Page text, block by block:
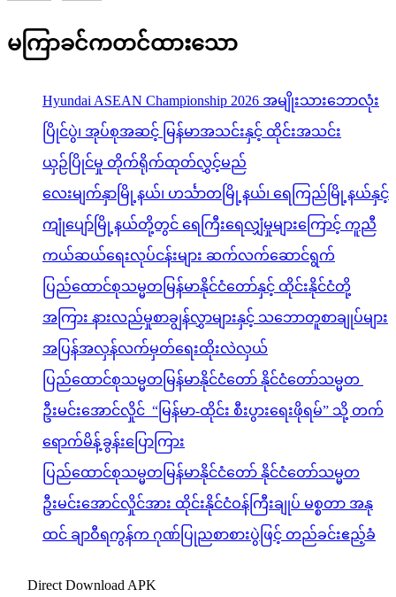
မကြာခင်ကတင်ထားသော
Hyundai ASEAN Championship 2026 အမျိုးသားဘောလုံး
ပြိုင်ပွဲ၊ အုပ်စုအဆင့် မြန်မာအသင်းနှင့် ထိုင်းအသင်း
ယှဉ်ပြိုင်မှု တိုက်ရိုက်ထုတ်လွှင့်မည်
လေးမျက်နှာမြို့နယ်၊ ဟင်္သာတမြို့နယ်၊ ရေကြည်မြို့နယ်နှင့်
ကျုံပျော်မြို့နယ်တို့တွင် ရေကြီးရေလျှံမှုများကြောင့် ကူညီ
ကယ်ဆယ်ရေးလုပ်ငန်းများ ဆက်လက်ဆောင်ရွက်
ပြည်ထောင်စုသမ္မတမြန်မာနိုင်ငံတော်နှင့် ထိုင်းနိုင်ငံတို့
အကြား နားလည်မှုစာချွန်လွှာများနှင့် သဘောတူစာချုပ်များ
အပြန်အလှန်လက်မှတ်ရေးထိုးလဲလှယ်
ပြည်ထောင်စုသမ္မတမြန်မာနိုင်ငံတော် နိုင်ငံတော်သမ္မတ
ဦးမင်းအောင်လှိုင် “မြန်မာ-ထိုင်း စီးပွားရေးဖိုရမ်” သို့ တက်
ရောက်မိန့်ခွန်းပြောကြား
ပြည်ထောင်စုသမ္မတမြန်မာနိုင်ငံတော် နိုင်ငံတော်သမ္မတ
ဦးမင်းအောင်လှိုင်အား ထိုင်းနိုင်ငံဝန်ကြီးချုပ် မစ္စတာ အနု
ထင် ချာဝီရကွန်က ဂုဏ်ပြုညစာစားပွဲဖြင့် တည်ခင်းဧည့်ခံ
Direct Download APK